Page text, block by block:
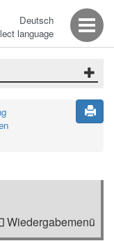
Deutsch
language
Wiedergabemenü